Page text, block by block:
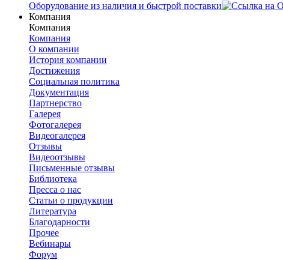
Оборудование из наличия и быстрой поставки
Компания
Компания
Компания
О компании
История компании
Достижения
Социальная политика
Документация
Партнерство
Галерея
Фотогалерея
Видеогалерея
Отзывы
Видеоотзывы
Письменные отзывы
Библиотека
Пресса о нас
Статьи о продукции
Литература
Благодарности
Прочее
Вебинары
Форум